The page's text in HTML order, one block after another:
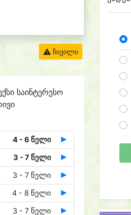
ჩივილი
საინტერესო
4 - 6 წელი
3 - 7 წელი
3 - 7 წელი
4 - 8 წელი
3 - 7 წელი